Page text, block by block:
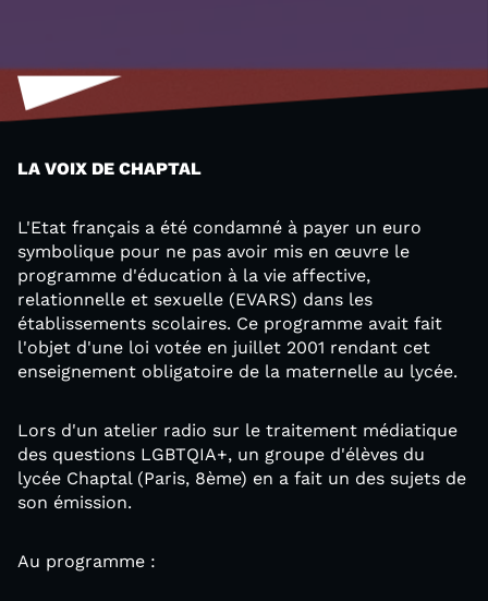
LA VOIX DE CHAPTAL
L'Etat français a été condamné à payer un euro
symbolique pour ne pas avoir mis en œuvre le
programme d'éducation à la vie affective,
relationnelle et sexuelle (EVARS) dans les
établissements scolaires. Ce programme avait fait
l'objet d'une loi votée en juillet 2001 rendant cet
enseignement obligatoire de la maternelle au lycée.
Lors d'un atelier radio sur le traitement médiatique
des questions LGBTQIA+, un groupe d'élèves du
lycée Chaptal (Paris, 8ème) en a fait un des sujets de
son émission.
Au programme :